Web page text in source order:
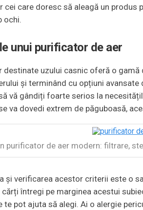
cei care doresc să aleagă un
ochi.
unui purificator de aer
destinate uzului casnic oferă o
și terminând cu opțiuni
vă gândiți foarte serios la
va dovedi extrem de păguboasă,
purificator de aer modern: filtrare,
și verificarea acestor criterii este o
întregi pe marginea acestui
te pot ajuta să alegi. Ai o alergie